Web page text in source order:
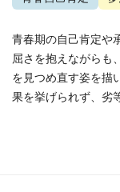
青春期の自己肯定や
屈さを抱えながらも
を見つめ直す姿を描
果を挙げられず、劣